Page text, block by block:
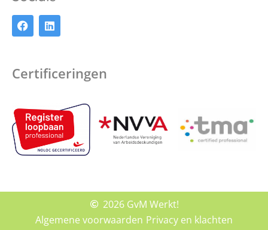
Certificeringen
2026 GvM Werkt!
Algemene voorwaarden Privacy en klachten